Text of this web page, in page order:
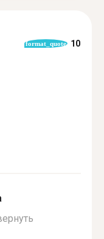
format_quote 10